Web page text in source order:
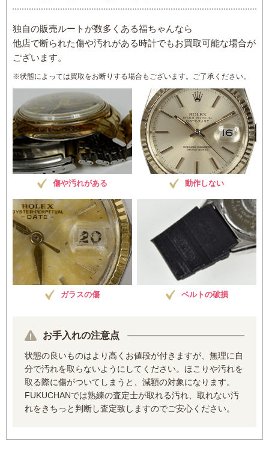
独自の販売ルートが数多くある福ちゃんなら
他店で断られた傷や汚れがある時計でもお買取可能な場合が
ございます。
※状態によっては買取をお断りする場合もございます。ご了承ください。
傷や汚れがある 動作しない
ガラスの傷 ベルトの破損
お手入れの注意点
状態の良いものはより高くお値段が付きますが、無理に自
分で汚れを取らないようにしてください。ほこりや汚れを
取る際に傷がついてしまうと、減額の対象になります。
FUKUCHANでは熟練の査定士が取れる汚れ、取れない汚
れをきちっと判断し査定致しますのでご安心ください。